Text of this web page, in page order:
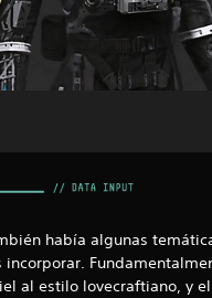
había algunas
incorporar.
al estilo lovecraftiano, y